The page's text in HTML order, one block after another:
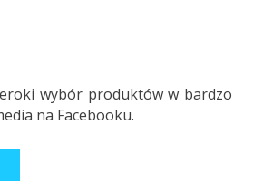
wybór produktów w bardzo
na Facebooku.